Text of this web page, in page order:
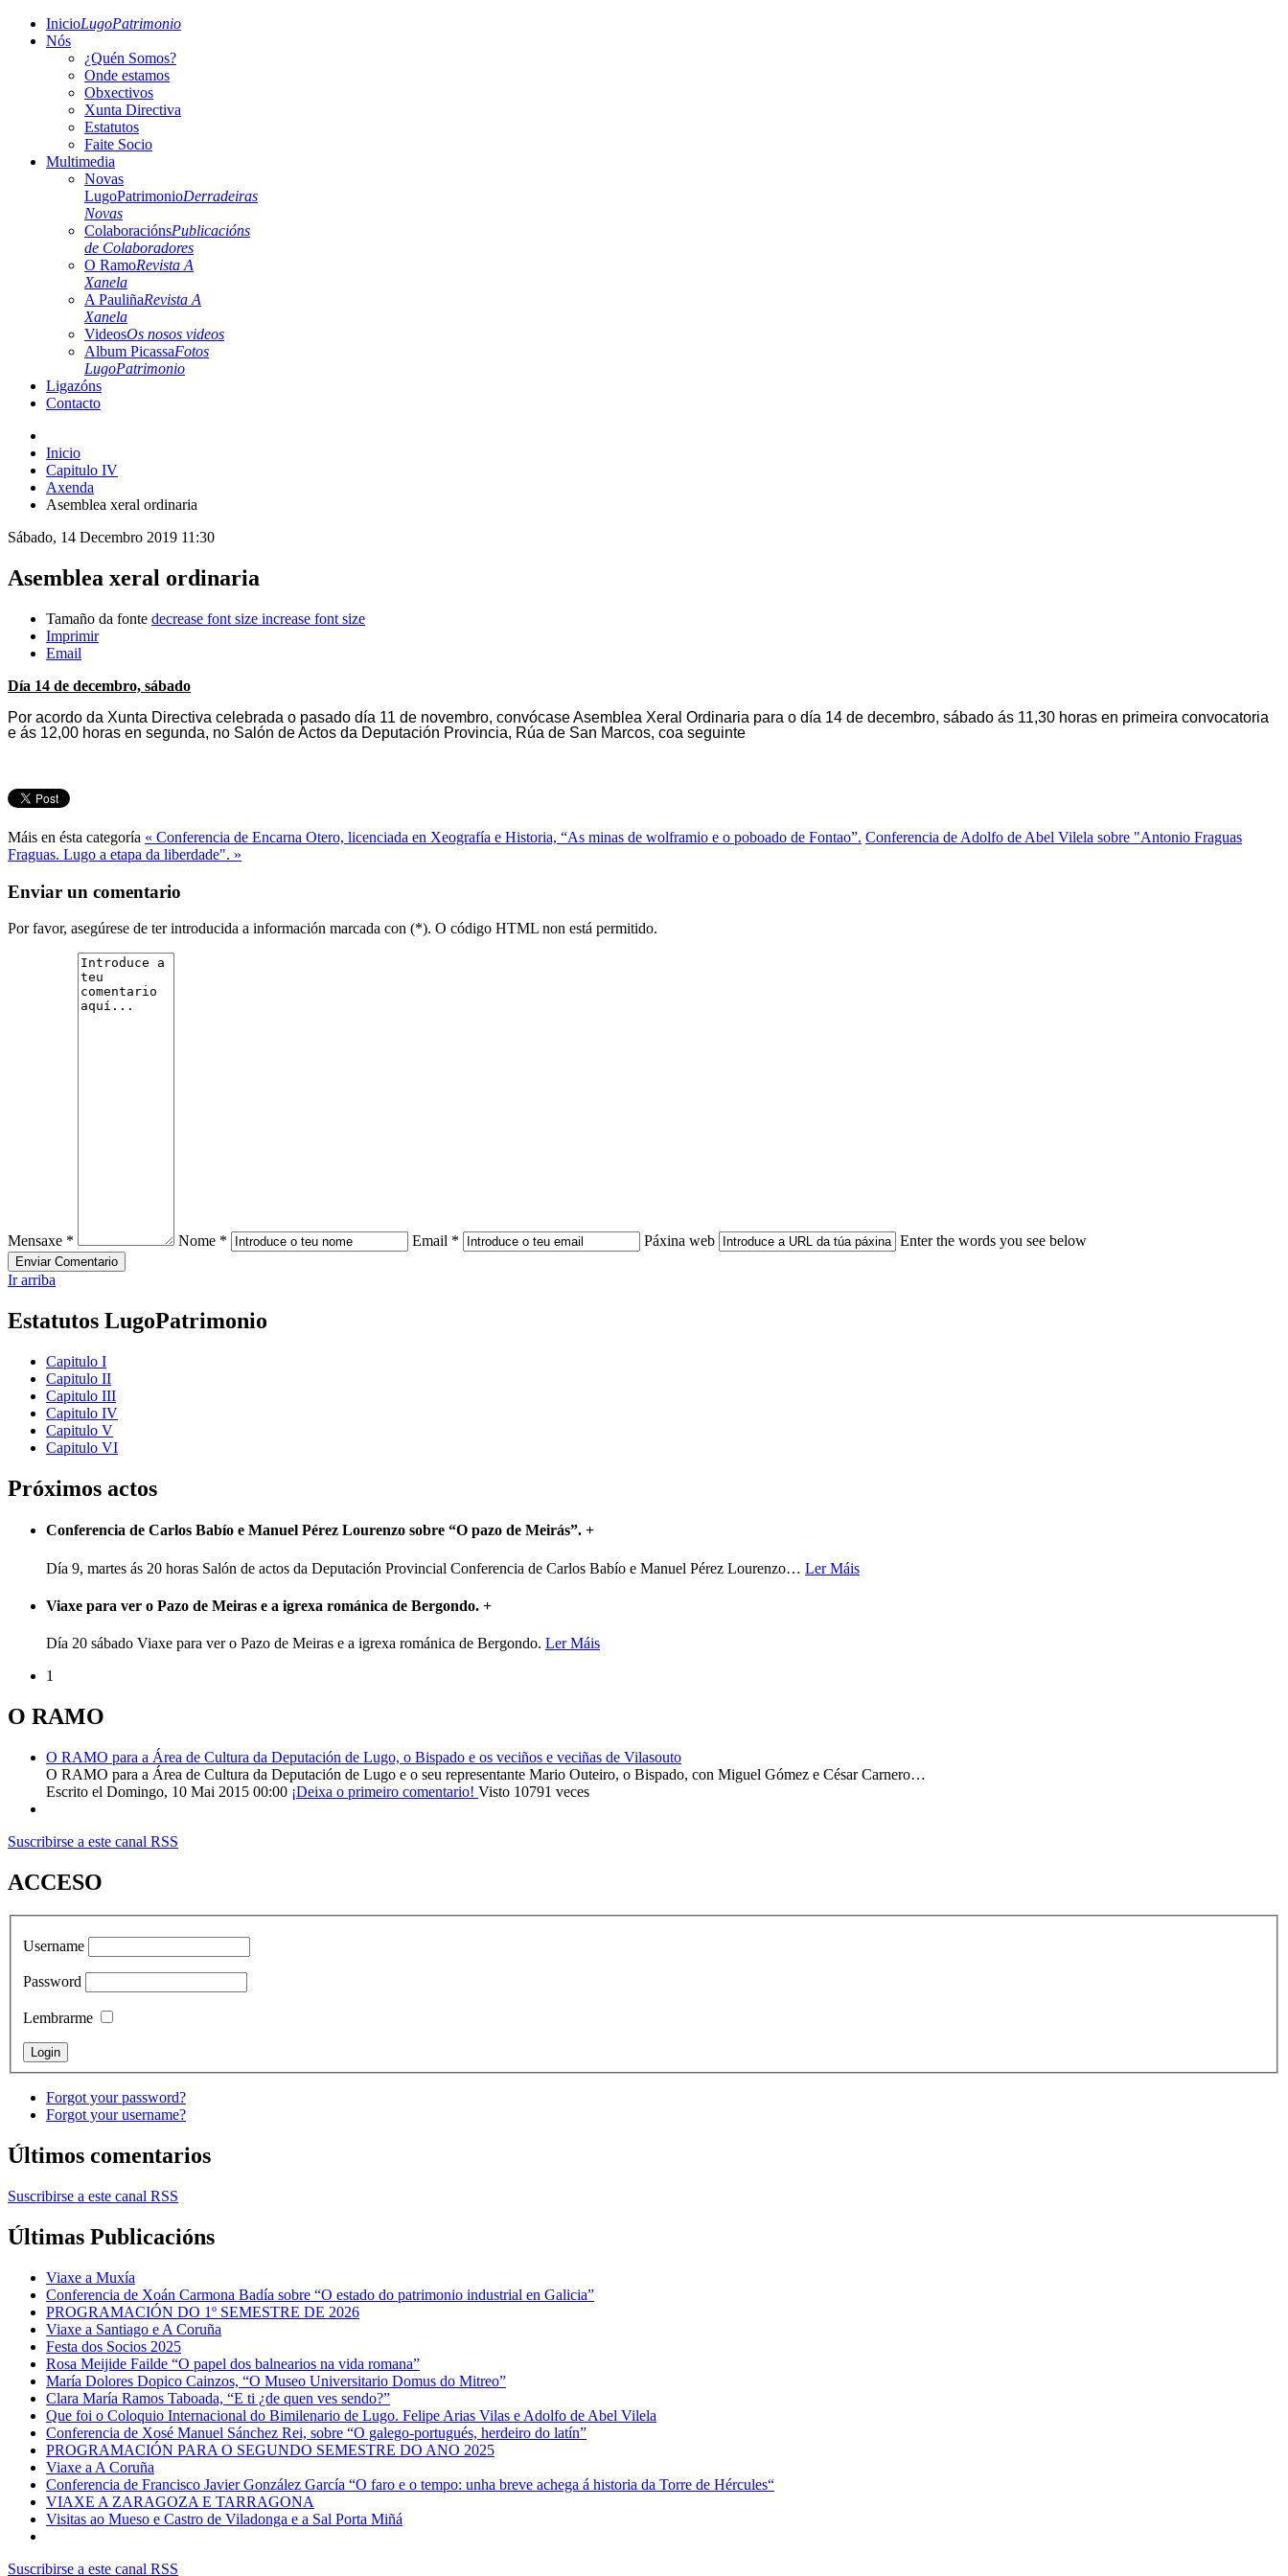
InicioLugoPatrimonio
Nós
¿Quén Somos?
Onde estamos
Obxectivos
Xunta Directiva
Estatutos
Faite Socio
Multimedia
Novas
LugoPatrimonioDerradeiras
Novas
ColaboraciónsPublicacións
de Colaboradores
O RamoRevista A
Xanela
A PauliñaRevista A
Xanela
VideosOs nosos videos
Album PicassaFotos
LugoPatrimonio
Ligazóns
Contacto
Inicio
Capitulo IV
Axenda
Asemblea xeral ordinaria
Sábado, 14 Decembro 2019 11:30
Asemblea xeral ordinaria
Tamaño da fonte decrease font size increase font size
Imprimir
Email
Día 14 de decembro, sábado
Por acordo da Xunta Directiva celebrada o pasado día 11 de novembro, convócase Asemblea Xeral Ordinaria para o día 14 de decembro, sábado ás 11,30 horas en primeira convocatoria
e ás 12,00 horas en segunda, no Salón de Actos da Deputación Provincia, Rúa de San Marcos, coa seguinte
Máis en ésta categoría « Conferencia de Encarna Otero, licenciada en Xeografía e Historia, “As minas de wolframio e o poboado de Fontao”. Conferencia de Adolfo de Abel Vilela sobre "Antonio Fraguas
Fraguas. Lugo a etapa da liberdade". »
Enviar un comentario
Por favor, asegúrese de ter introducida a información marcada con (*). O código HTML non está permitido.
Mensaxe * Nome * Email * Páxina web Enter the words you see below
Ir arriba
Estatutos LugoPatrimonio
Capitulo I
Capitulo II
Capitulo III
Capitulo IV
Capitulo V
Capitulo VI
Próximos actos
Conferencia de Carlos Babío e Manuel Pérez Lourenzo sobre “O pazo de Meirás”. +
Día 9, martes ás 20 horas Salón de actos da Deputación Provincial Conferencia de Carlos Babío e Manuel Pérez Lourenzo… Ler Máis
Viaxe para ver o Pazo de Meiras e a igrexa románica de Bergondo. +
Día 20 sábado Viaxe para ver o Pazo de Meiras e a igrexa románica de Bergondo. Ler Máis
1
O RAMO
O RAMO para a Área de Cultura da Deputación de Lugo, o Bispado e os veciños e veciñas de Vilasouto
O RAMO para a Área de Cultura da Deputación de Lugo e o seu representante Mario Outeiro, o Bispado, con Miguel Gómez e César Carnero…
Escrito el Domingo, 10 Mai 2015 00:00 ¡Deixa o primeiro comentario! Visto 10791 veces
Suscribirse a este canal RSS
ACCESO
Username
Password
Lembrarme
Forgot your password?
Forgot your username?
Últimos comentarios
Suscribirse a este canal RSS
Últimas Publicacións
Viaxe a Muxía
Conferencia de Xoán Carmona Badía sobre “O estado do patrimonio industrial en Galicia”
PROGRAMACIÓN DO 1º SEMESTRE DE 2026
Viaxe a Santiago e A Coruña
Festa dos Socios 2025
Rosa Meijide Failde “O papel dos balnearios na vida romana”
María Dolores Dopico Cainzos, “O Museo Universitario Domus do Mitreo”
Clara María Ramos Taboada, “E ti ¿de quen ves sendo?”
Que foi o Coloquio Internacional do Bimilenario de Lugo. Felipe Arias Vilas e Adolfo de Abel Vilela
Conferencia de Xosé Manuel Sánchez Rei, sobre “O galego-portugués, herdeiro do latín”
PROGRAMACIÓN PARA O SEGUNDO SEMESTRE DO ANO 2025
Viaxe a A Coruña
Conferencia de Francisco Javier González García “O faro e o tempo: unha breve achega á historia da Torre de Hércules“
VIAXE A ZARAGOZA E TARRAGONA
Visitas ao Mueso e Castro de Viladonga e a Sal Porta Miñá
Suscribirse a este canal RSS